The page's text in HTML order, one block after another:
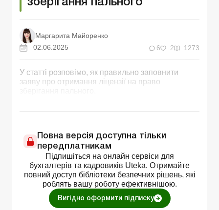
зберігання пального
Маргарита Майоренко
02.06.2025
6 2 1273
У статті розповімо, як правильно заповнити
заяву про отримання ліцензії на право
Повна версія доступна тільки
передплатникам
Підпишіться на онлайн сервіси для
бухгалтерів та кадровиків Uteka. Отримайте
повний доступ бібліотеки безпечних рішень, які
роблять вашу роботу ефективнішою.
Вигідно оформити підписку